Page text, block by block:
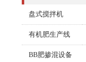
盘式搅拌机
有机肥生产线
BB肥掺混设备